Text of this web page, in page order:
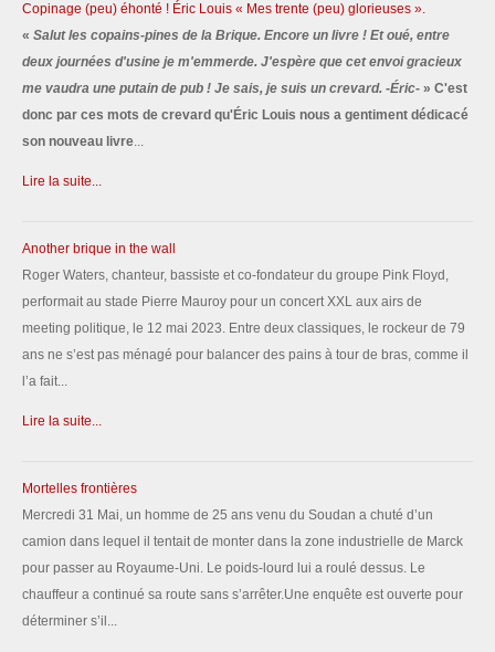
Copinage (peu) éhonté ! Éric Louis « Mes trente (peu) glorieuses ».
« Salut les copains-pines de la Brique. Encore un livre ! Et oué, entre
deux journées d'usine je m'emmerde. J'espère que cet envoi gracieux
me vaudra une putain de pub ! Je sais, je suis un crevard. -Éric- » C'est
donc par ces mots de crevard qu'Éric Louis nous a gentiment dédicacé
son nouveau livre...
Lire la suite...
Another brique in the wall
Roger Waters, chanteur, bassiste et co-fondateur du groupe Pink Floyd,
performait au stade Pierre Mauroy pour un concert XXL aux airs de
meeting politique, le 12 mai 2023. Entre deux classiques, le rockeur de 79
ans ne s’est pas ménagé pour balancer des pains à tour de bras, comme il
l’a fait...
Lire la suite...
Mortelles frontières
Mercredi 31 Mai, un homme de 25 ans venu du Soudan a chuté d’un
camion dans lequel il tentait de monter dans la zone industrielle de Marck
pour passer au Royaume-Uni. Le poids-lourd lui a roulé dessus. Le
chauffeur a continué sa route sans s’arrêter.Une enquête est ouverte pour
déterminer s’il...